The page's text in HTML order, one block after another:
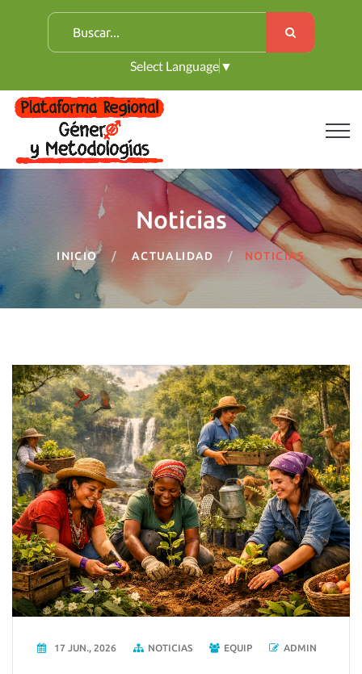
B
u
c
a
r
:
Select Language ▼
Noticias
INICIO ACTUALIDAD NOTICIAS
17 JUN., 2026 NOTICIAS EQUIP ADMIN